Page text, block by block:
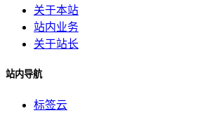
关于本站
站内业务
关于站长
站内导航
标签云